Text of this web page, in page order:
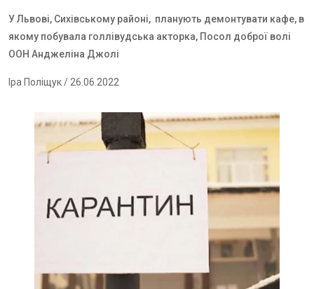
У Львові, Сихівському районі, планують демонтувати кафе, в
якому побувала голлівудська акторка, Посол доброї волі
ООН Анджеліна Джолі
Іра Поліщук/ 26.06.2022